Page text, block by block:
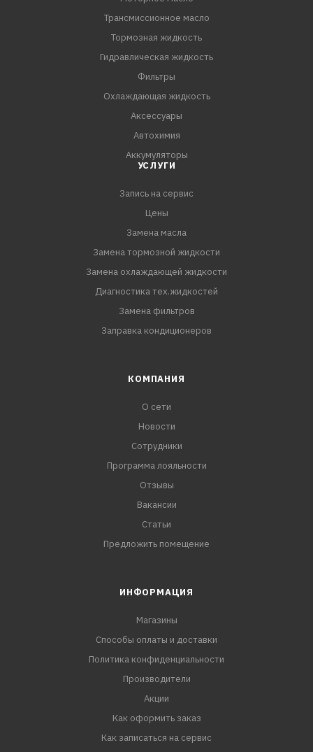
Трансмиссионное масло
Тормозная жидкость
Гидравлическая жидкость
Фильтры
Охлаждающая жидкость
Аксессуары
Автохимия
Аккумуляторы
УСЛУГИ
Запись на сервис
Цены
Замена масла
Замена тормозной жидкости
Замена охлаждающей жидкости
Диагностика тех.жидкостей
Замена фильтров
Заправка кондиционеров
КОМПАНИЯ
О сети
Новости
Сотрудники
Программа лояльности
Отзывы
Вакансии
Статьи
Предложить помещение
ИНФОРМАЦИЯ
Магазины
Способы оплаты и доставки
Политика конфиденциальности
Производители
Акции
Как оформить заказ
Как записаться на сервис